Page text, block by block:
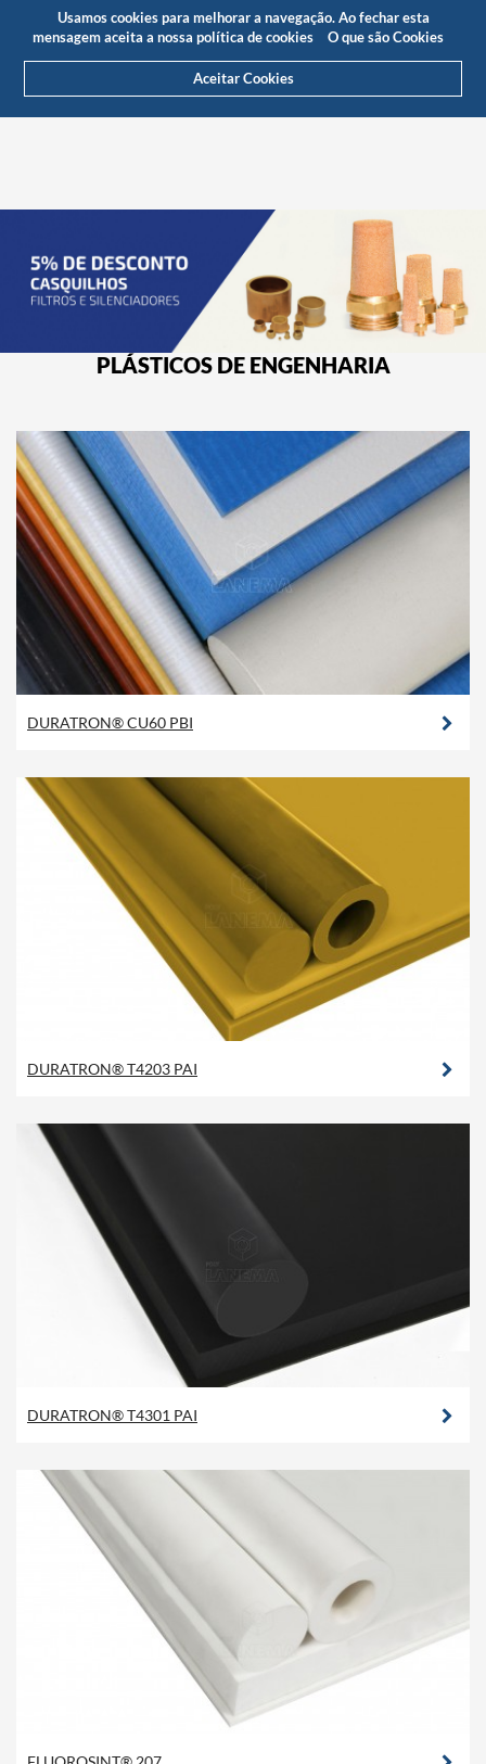
Usamos cookies para melhorar a navegação. Ao fechar esta
mensagem aceita a nossa política de cookies
O que são Cookies
Aceitar Cookies
Área Cliente
Orçamento(0)
PLÁSTICOS DE ENGENHARIA
DURATRON® CU60 PBI
DURATRON® T4203 PAI
DURATRON® T4301 PAI